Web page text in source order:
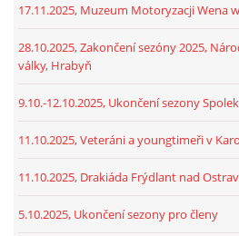
17.11.2025, Muzeum Motoryzacji Wena
28.10.2025, Zakončení sezóny 2025,
války, Hrabyň
9.10.-12.10.2025, Ukončení sezony
11.10.2025, Veteráni a youngtimeři v
11.10.2025, Drakiáda Frýdlant nad
5.10.2025, Ukončení sezony pro členy